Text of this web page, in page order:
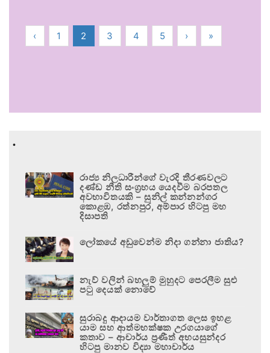
‹ 1 2 3 4 5 › »
.
රාජ්‍ය නිලධාරීන්ගේ වැරදි තීරණවලට
දණ්ඩ නීති සංග්‍රහය යෙදවීම බරපතල
අවභාවිතයකි – සුනිල් කන්නන්ගර
කොළඹ, රත්නපුර, අම්පාර හිටපු මහ
දිසාපති
ලෝකයේ අඩුවෙන්ම නිදා ගන්නා ජාතිය?
නැව් වලින් බහලුම් මුහුදට පෙරලීම සුළු
පටු දෙයක් නොවේ
සුරාබදු ආදායම වාර්තාගත ලෙස ඉහළ
යාම සහ ආත්මභක්ෂක උරගයාගේ
කතාව – ආචාර්ය ප්‍රණීත් අභයසුන්දර
හිටපු මානව විද්‍යා මහාචාර්ය